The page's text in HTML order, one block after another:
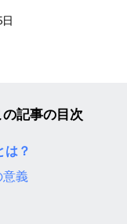
の記事の目次
？
意義